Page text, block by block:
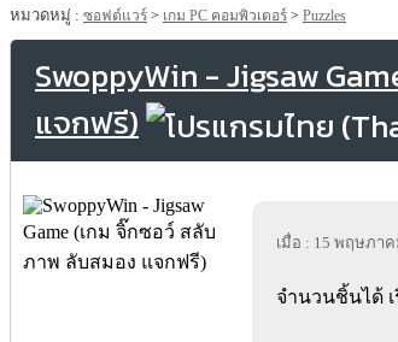
หมวดหมู่ : ซอฟต์แวร์ > เกม PC คอมพิวเตอร์ > Puzzles
SwoppyWin - Jigsaw
แจกฟรี)
เมื่อ : 15 พฤษภาค
จำนวนชิ้นได้